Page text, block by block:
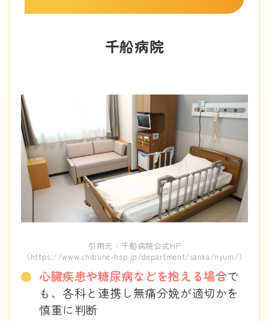
千船病院
引用元：千船病院公式HP
（https://www.chibune-hsp.jp/department/sanka/nyuin/）
心臓疾患や糖尿病などを抱える場合で
も、各科と連携し無痛分娩が適切かを
慎重に判断